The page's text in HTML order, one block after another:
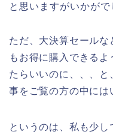
と思いますがいかがで
ただ、大決算セール
もお得に購入できる
たらいいのに、、、
事をご覧の方の中には
というのは、私も少